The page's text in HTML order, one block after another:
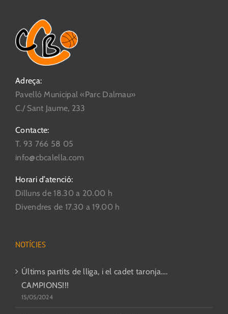
Adreça:
Pavelló Municipal «Parc Dalmau»
C./ Sant Jaume, 233
Contacte:
T. 93 766 58 05
info@cbcalella.com
Horari d’atenció:
Dilluns de 18.30 a 20.00 h
Divendres de 17.30 a 19.00 h
NOTÍCIES
Últims partits de lliga, i el cadet taronja….
CAMPIONS!!!
15/05/2024